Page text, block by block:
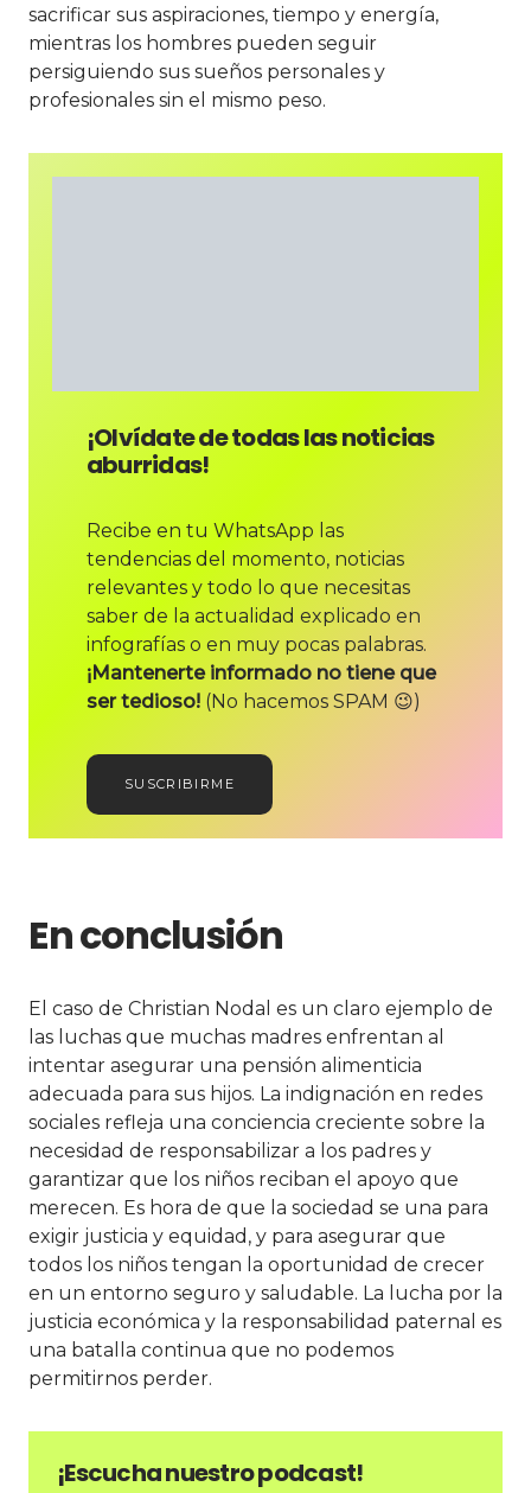
sacrificar sus aspiraciones, tiempo y energía,
mientras los hombres pueden seguir
persiguiendo sus sueños personales y
profesionales sin el mismo peso.
¡Olvídate de todas las noticias
aburridas!
Recibe en tu WhatsApp las
tendencias del momento, noticias
relevantes y todo lo que necesitas
saber de la actualidad explicado en
infografías o en muy pocas palabras.
¡Mantenerte informado no tiene que
ser tedioso!(No hacemos SPAM 😉)
SUSCRIBIRME
En conclusión
El caso de Christian Nodal es un claro ejemplo de
las luchas que muchas madres enfrentan al
intentar asegurar una pensión alimenticia
adecuada para sus hijos. La indignación en redes
sociales refleja una conciencia creciente sobre la
necesidad de responsabilizar a los padres y
garantizar que los niños reciban el apoyo que
merecen. Es hora de que la sociedad se una para
exigir justicia y equidad, y para asegurar que
todos los niños tengan la oportunidad de crecer
en un entorno seguro y saludable. La lucha por la
justicia económica y la responsabilidad paternal es
una batalla continua que no podemos
permitirnos perder.
¡Escucha nuestro podcast!